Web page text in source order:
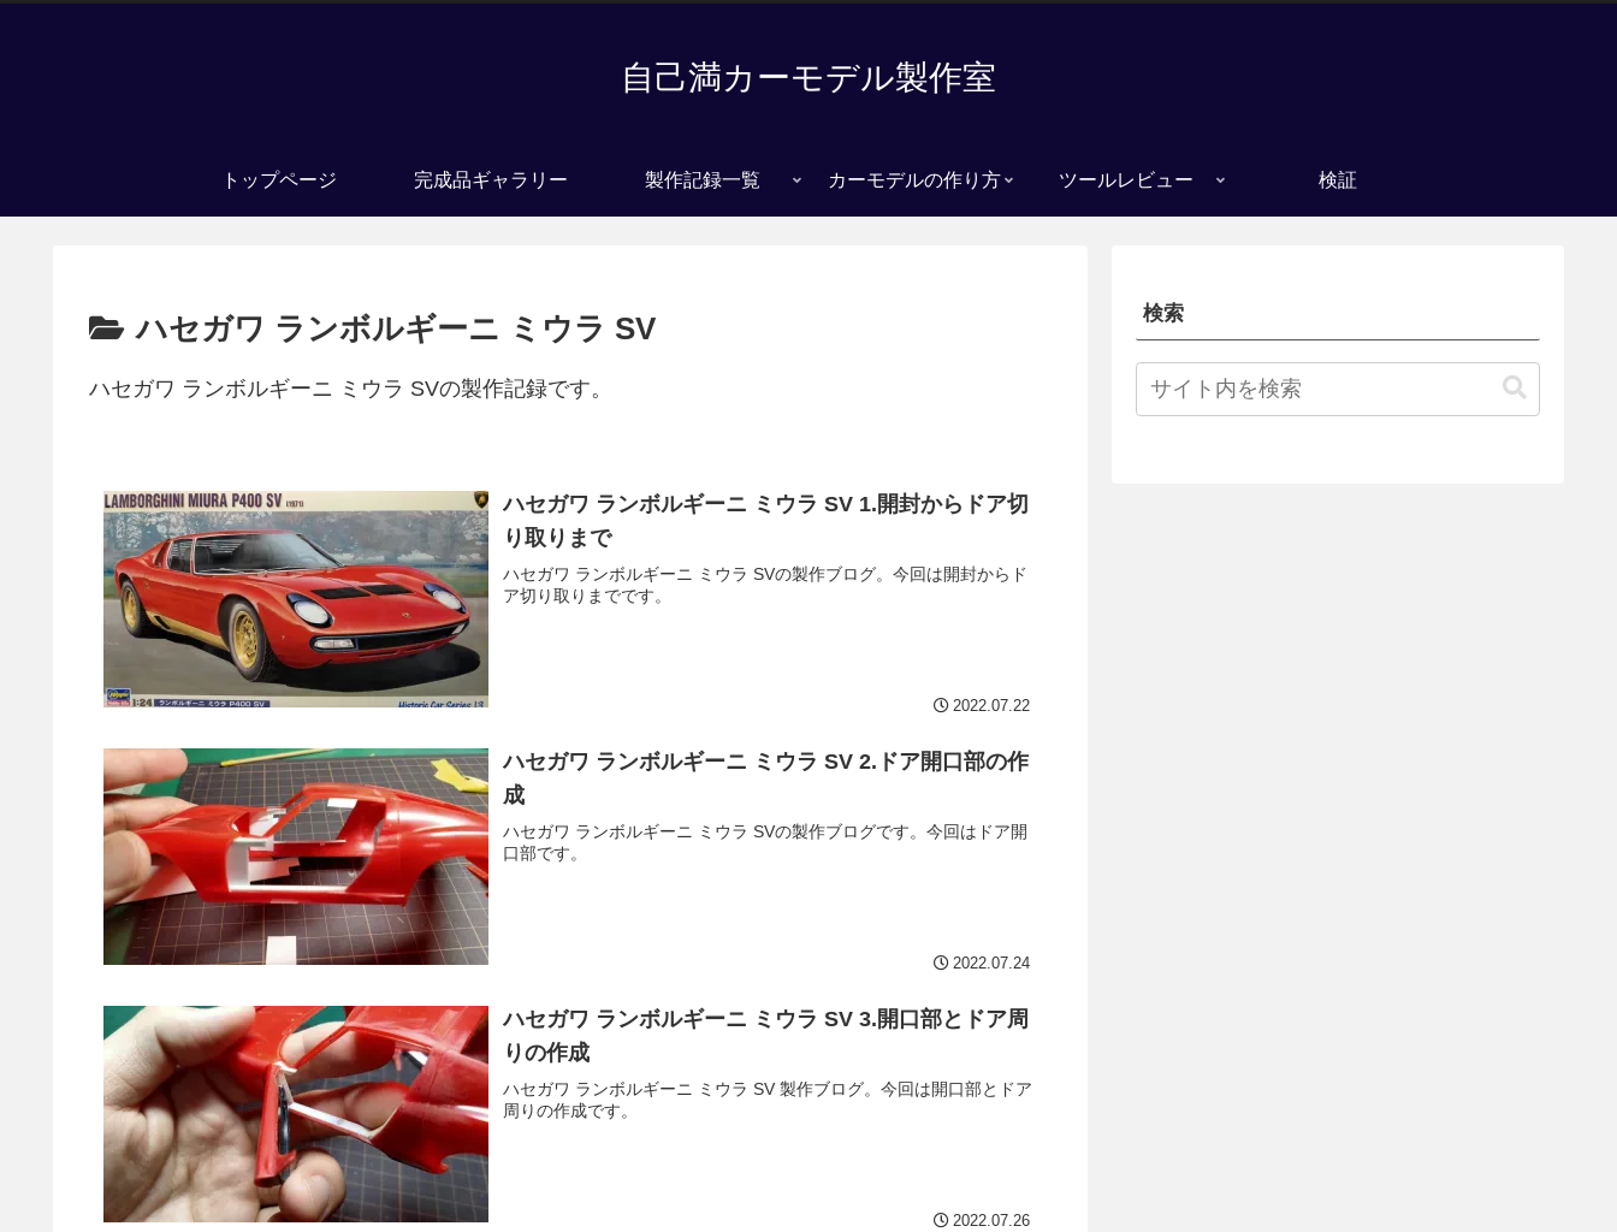
自己満カーモデル製作室
トップページ 完成品ギャラリー 製作記録一覧 カーモデルの作り方 ツールレビュー 検証
ハセガワ ランボルギーニ ミウラ SV
ハセガワ ランボルギーニ ミウラ SVの製作記録です。
ハセガワ ランボルギーニ ミウラ SV 1.開封からドア切
り取りまで
ハセガワ ランボルギーニ ミウラ SVの製作ブログ。今回は開封からド
ア切り取りまでです。
2022.07.22
ハセガワ ランボルギーニ ミウラ SV 2.ドア開口部の作
成
ハセガワ ランボルギーニ ミウラ SVの製作ブログです。今回はドア開
口部です。
2022.07.24
ハセガワ ランボルギーニ ミウラ SV 3.開口部とドア周
りの作成
ハセガワ ランボルギーニ ミウラ SV 製作ブログ。今回は開口部とドア
周りの作成です。
2022.07.26
検索